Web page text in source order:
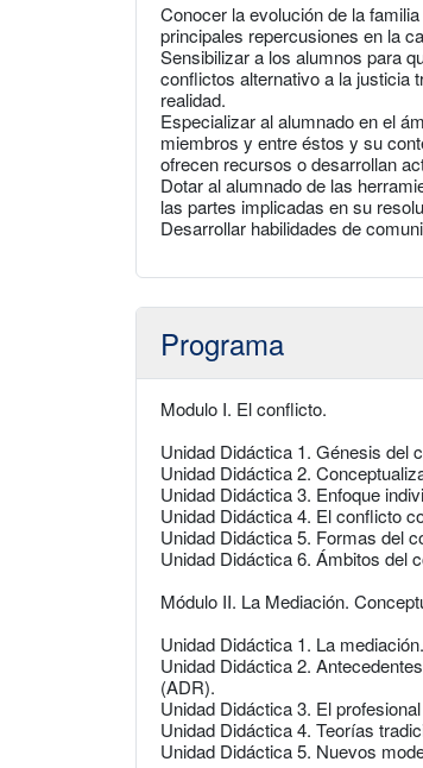
Conocer la evolución de la
principales repercusiones en la
Sensibilizar a los alumnos para
conflictos alternativo a la justicia
realidad.
Especializar al alumnado en el
miembros y entre éstos y su
ofrecen recursos o desarrollan
Dotar al alumnado de las
las partes implicadas en su
Desarrollar habilidades de
Programa
Modulo I. El conflicto.
Unidad Didáctica 1. Génesis del
Unidad Didáctica 2.
Unidad Didáctica 3. Enfoque
Unidad Didáctica 4. El conflicto
Unidad Didáctica 5. Formas del
Unidad Didáctica 6. Ámbitos del
Módulo II. La Mediación.
Unidad Didáctica 1. La mediación.
Unidad Didáctica 2.
(ADR).
Unidad Didáctica 3. El
Unidad Didáctica 4. Teorías
Unidad Didáctica 5. Nuevos